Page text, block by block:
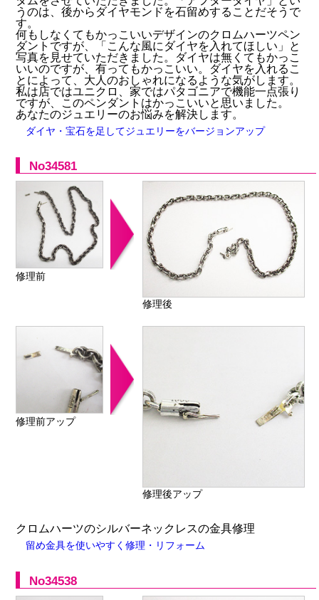
うのは、後からダイヤモンドを石留めすることだそうで
す。
何もしなくてもかっこいいデザインのクロムハーツペン
ダントですが、「こんな風にダイヤを入れてほしい」と
写真を見せていただきました。ダイヤは無くてもかっこ
いいのですが、有ってもかっこいい。ダイヤを入れるこ
とによって、大人のおしゃれになるような気がします。
私は店ではユニクロ、家ではパタゴニアで機能一点張り
ですが、このペンダントはかっこいいと思いました。
あなたのジュエリーのお悩みを解決します。
ダイヤ・宝石を足してジュエリーをバージョンアップ
No34581
修理前
修理後
修理前アップ
修理後アップ
クロムハーツのシルバーネックレスの金具修理
留め金具を使いやすく修理・リフォーム
No34538